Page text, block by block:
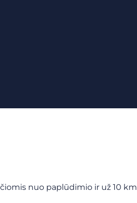
nuo paplūdimio ir už 10